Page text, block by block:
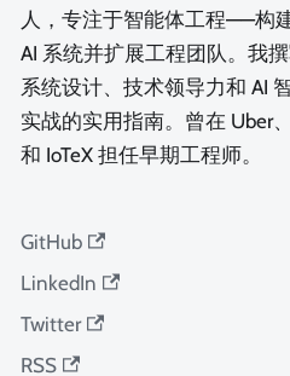
人，专注于智能体工程——构
AI 系统并扩展工程团队。我
系统设计、技术领导力和 AI
实战的实用指南。曾在 Uber
和 IoTeX 担任早期工程师。
GitHub
LinkedIn
Twitter
RSS